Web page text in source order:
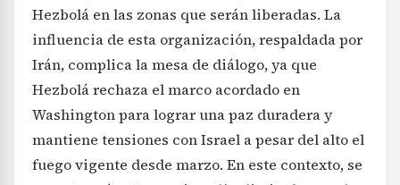
Hezbolá en las zonas que serán liberadas. La
influencia de esta organización, respaldada por
Irán, complica la mesa de diálogo, ya que
Hezbolá rechaza el marco acordado en
Washington para lograr una paz duradera y
mantiene tensiones con Israel a pesar del alto el
fuego vigente desde marzo. En este contexto, se